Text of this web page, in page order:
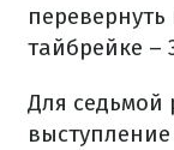
тайбрейке –
Для седьмой